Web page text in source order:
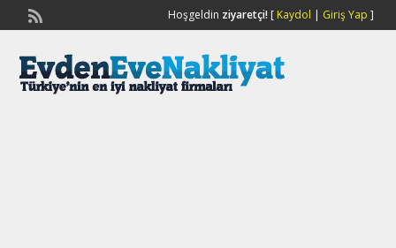
Hoşgeldin ziyaretçi![ Kaydol | Giriş Yap ]